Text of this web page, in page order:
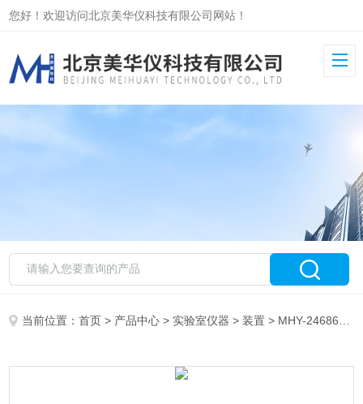
您好！欢迎访问北京美华仪科技有限公司网站！
当前位置：首页 > 产品中心 > 实验室仪器 >装置 > MHY-24686模拟应变量检定装置